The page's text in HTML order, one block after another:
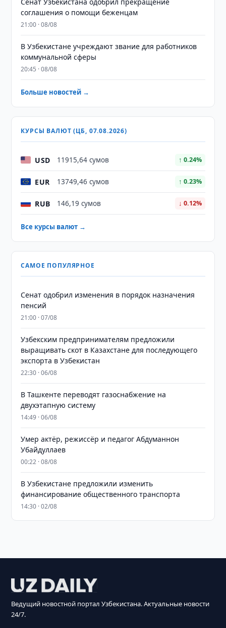
соглашения о помощи беженцам
21:00 · 08/08
В Узбекистане учреждают звание для работников
коммунальной сферы
20:45 · 08/08
Больше новостей →
КУРСЫ ВАЛЮТ (ЦБ, 07.08.2026)
USD 11915,64 сумов ↑ 0.24%
EUR 13749,46 сумов ↑ 0.23%
RUB 146,19 сумов ↓ 0.12%
Все курсы валют →
САМОЕ ПОПУЛЯРНОЕ
Сенат одобрил изменения в порядок назначения
пенсий
21:00 · 07/08
Узбекским предпринимателям предложили
выращивать скот в Казахстане для последующего
экспорта в Узбекистан
22:30 · 06/08
В Ташкенте переводят газоснабжение на
двухэтапную систему
14:49 · 06/08
Умер актёр, режиссёр и педагог Абдуманнон
Убайдуллаев
00:22 · 08/08
В Узбекистане предложили изменить
финансирование общественного транспорта
14:30 · 02/08
Ведущий новостной портал Узбекистана. Актуальные новости
24/7.